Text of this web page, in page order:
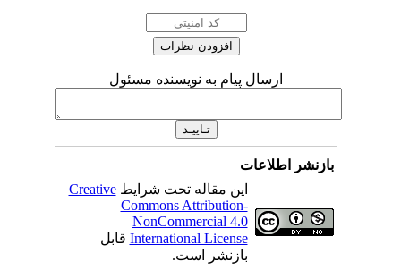
ارسال پیام به نویسنده مسئول
بازنشر اطلاعات
این مقاله تحت شرایطCreative
Commons Attribution-
NonCommercial 4.0
International Licenseقابل
بازنشر است.